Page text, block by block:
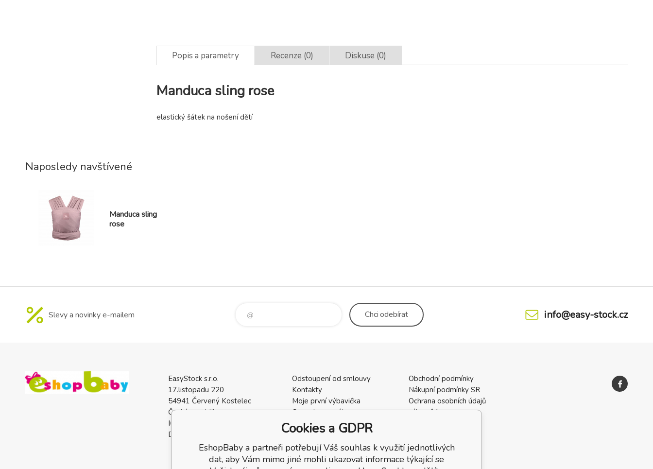
Popis a parametry Recenze (0) Diskuse (0)
Manduca sling rose
elastický šátek na nošení dětí
Naposledy navštívené
Manduca sling
rose
Slevy a novinky e-mailem Chciodebírat info@easy-stock.cz
EasyStock s.r.o.
17.listopadu 220
54941 Červený Kostelec
Česká republika
IČO: 07727402
DIČ: CZ07727402
Odstoupení od smlouvy
Kontakty
Moje první výbavička
Ceny dopravného
Vrácení zboží / Reklamace
Reklamace
Recenze
Obchodní podmínky
Nákupní podmínky SR
Ochrana osobních údajů
zákazníků
Cookies a GDPR
EshopBaby a partneři potřebují Váš souhlas k využití jednotlivých
dat, aby Vám mimo jiné mohli ukazovat informace týkající se